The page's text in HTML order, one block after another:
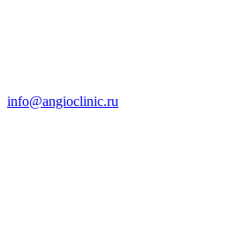
info@angioclinic.ru